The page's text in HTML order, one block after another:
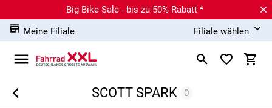
Big Bike Sale - bis zu 50% Rabatt ⁴
Meine Filiale
Filiale wählen
SCOTT SPARK 0